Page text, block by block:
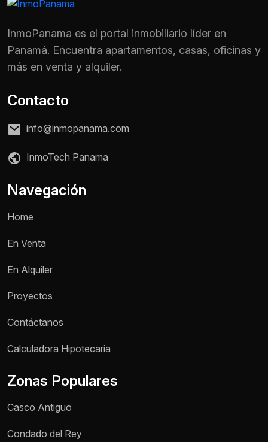
InmoPanama es el portal inmobiliario líder en
Panamá. Encuentra apartamentos, casas, oficinas y
más en venta y alquiler.
Contacto
info@inmopanama.com
InmoTech Panama
Navegación
Home
En Venta
En Alquiler
Proyectos
Contáctanos
Calculadora Hipotecaria
Zonas Populares
Casco Antiguo
Condado del Rey